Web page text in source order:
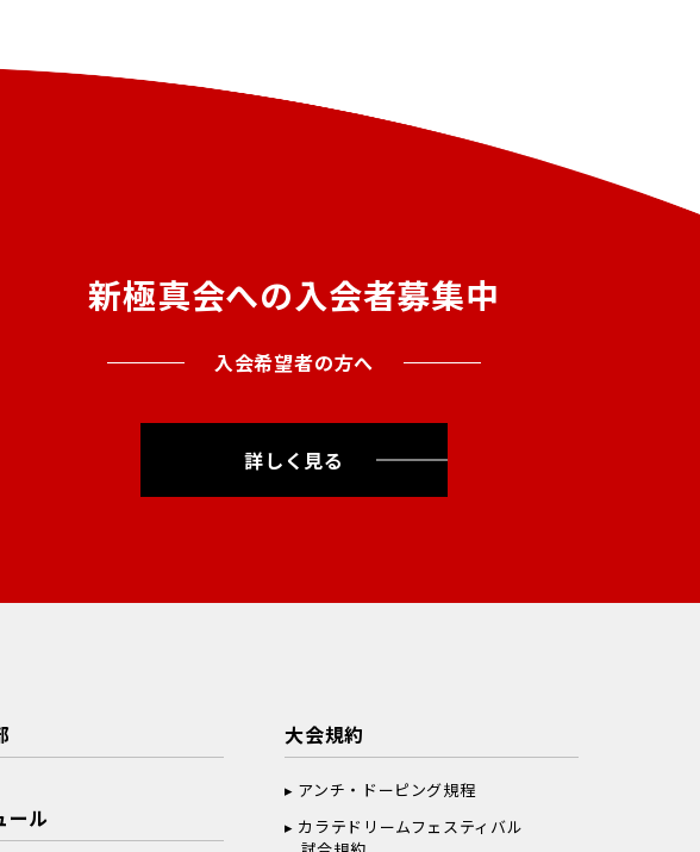
新極真会への入会者募集中
入会希望者の方へ
詳しく見る
ール
大会規約
アンチ・ドーピング規程
カラテドリームフェスティバル